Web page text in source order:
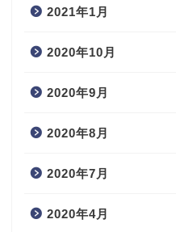
2021年1月
2020年10月
2020年9月
2020年8月
2020年7月
2020年4月